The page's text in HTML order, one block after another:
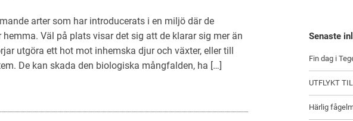
arter som har introducerats i en miljö där de
Väl på plats visar det sig att de klarar sig mer än
utgöra ett hot mot inhemska djur och växter, eller till
De kan skada den biologiska mångfalden, ha […]
Senaste
Fin dag i
UTFLYKT
Härlig